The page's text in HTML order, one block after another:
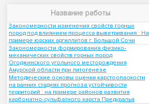
Название работы
Закономерности изменения свойств горных
пород под влиянием процесса выветривания : На
примере юрских аргиллитов г. Большой Сочи
Закономерности формирования физико-
механических свойств горных пород
Огоджинского угольного месторождения
Амурской области при литогенезе
Методические основы оценки карстоопасности
на ранних стадиях прогноза устойчивости
территорий : на примере районов развития
карбонатно-сульфатного карста Предуралья